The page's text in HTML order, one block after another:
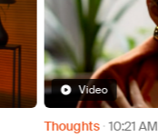
Video
Thoughts 10:21 AM